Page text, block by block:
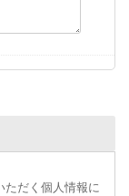
ただく個人情報に